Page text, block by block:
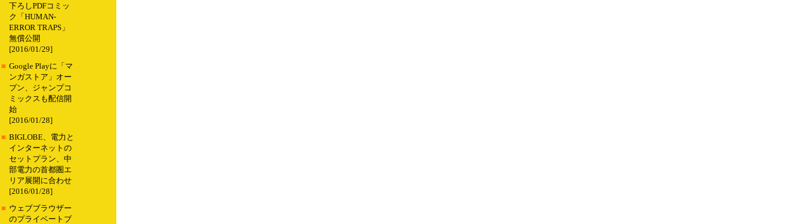
下ろしPDFコミッ
ク「HUMAN-
ERROR TRAPS」
無償公開
[2016/01/29]
■ Google Playに「マ
ンガストア」オー
プン、ジャンプコ
ミックスも配信開
始
[2016/01/28]
■ BIGLOBE、電力と
インターネットの
セットプラン、中
部電力の首都圏エ
リア展開に合わせ
[2016/01/28]
■ ウェブブラウザー
のプライベートブ